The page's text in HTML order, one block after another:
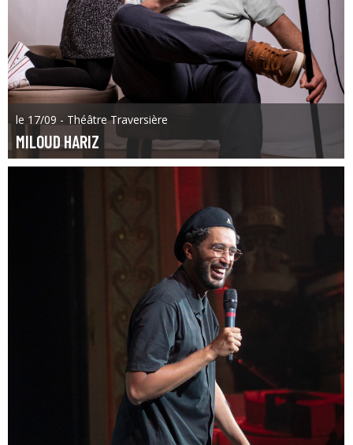
le 17/09 - Théâtre Traversière
MILOUD HARIZ